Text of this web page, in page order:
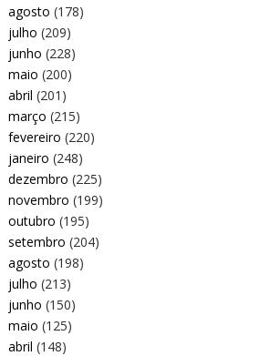
agosto (178)
julho (209)
junho (228)
maio (200)
abril (201)
março (215)
fevereiro (220)
janeiro (248)
dezembro (225)
novembro (199)
outubro (195)
setembro (204)
agosto (198)
julho (213)
junho (150)
maio (125)
abril (148)